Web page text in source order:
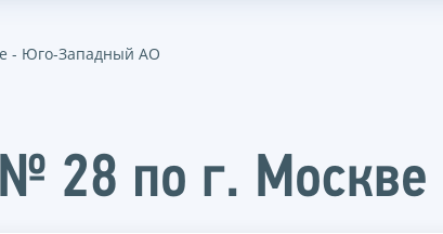
- Юго-Западный АО
28 по г. Москве